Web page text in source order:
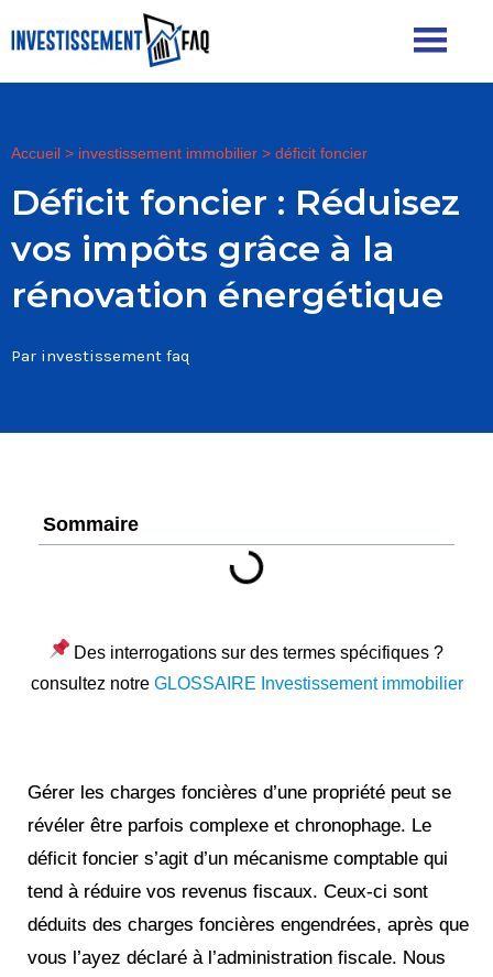
Accueil > investissement immobilier > déficit foncier
Déficit foncier : Réduisez
vos impôts grâce à la
rénovation énergétique
Par investissement faq
Sommaire
Des interrogations sur des termes spécifiques ?
consultez notre GLOSSAIRE Investissement immobilier
Gérer les charges foncières d’une propriété peut se
révéler être parfois complexe et chronophage. Le
déficit foncier s’agit d’un mécanisme comptable qui
tend à réduire vos revenus fiscaux. Ceux-ci sont
déduits des charges foncières engendrées, après que
vous l’ayez déclaré à l’administration fiscale. Nous